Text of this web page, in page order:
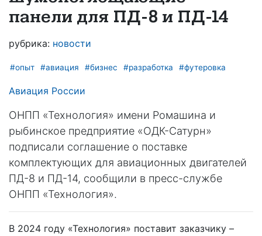
панели для ПД-8 и ПД-14
рубрика: новости
#опыт #авиация #бизнес #разработка #футеровка
Авиация России
ОНПП «Технология» имени Ромашина и
рыбинское предприятие «ОДК-Сатурн»
подписали соглашение о поставке
комплектующих для авиационных двигателей
ПД-8 и ПД-14, сообщили в пресс-службе
ОНПП «Технология».
В 2024 году «Технология» поставит заказчику –